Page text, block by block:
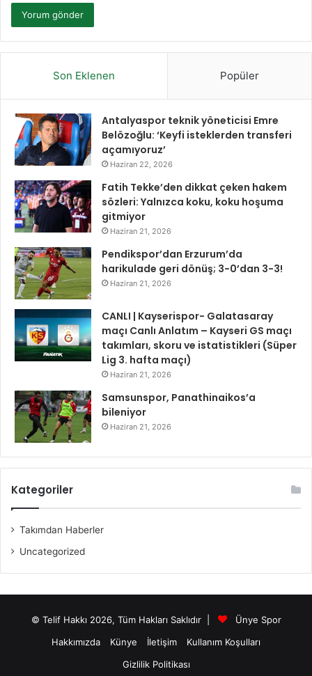
Son Eklenen Popüler
Antalyaspor teknik yöneticisi Emre
Belözoğlu: ‘Keyfi isteklerden transferi
açamıyoruz’
Haziran 22, 2026
Fatih Tekke’den dikkat çeken hakem
sözleri: Yalnızca koku, koku hoşuma
gitmiyor
Haziran 21, 2026
Pendikspor’dan Erzurum’da
harikulade geri dönüş; 3-0’dan 3-3!
Haziran 21, 2026
CANLI | Kayserispor- Galatasaray
maçı Canlı Anlatım – Kayseri GS maçı
takımları, skoru ve istatistikleri (Süper
Lig 3. hafta maçı)
Haziran 21, 2026
Samsunspor, Panathinaikos’a
bileniyor
Haziran 21, 2026
Kategoriler
Takımdan Haberler
Uncategorized
© Telif Hakkı 2026, Tüm Hakları Saklıdır |
Ünye Spor
Hakkımızda
Künye İletişim
Kullanım Koşulları
Gizlilik Politikası